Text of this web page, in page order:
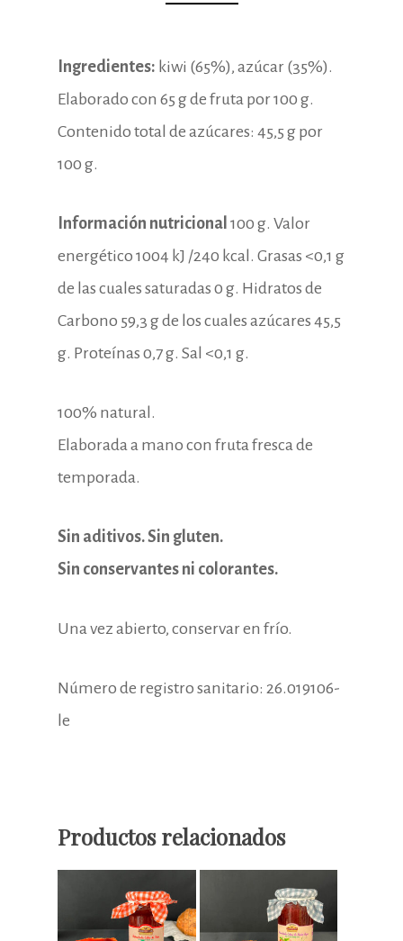
Ingredientes: kiwi (65%), azúcar (35%).
Elaborado con 65 g de fruta por 100 g.
Contenido total de azúcares: 45,5 g por
100 g.
Información nutricional 100 g. Valor
energético 1004 kJ /240 kcal. Grasas <0,1 g
de las cuales saturadas 0 g. Hidratos de
Carbono 59,3 g de los cuales azúcares 45,5
g. Proteínas 0,7 g. Sal <0,1 g.
100% natural.
Elaborada a mano con fruta fresca de
temporada.
Sin aditivos. Sin gluten.
Sin conservantes ni colorantes.
Una vez abierto, conservar en frío.
Número de registro sanitario: 26.019106-
le
Productos relacionados